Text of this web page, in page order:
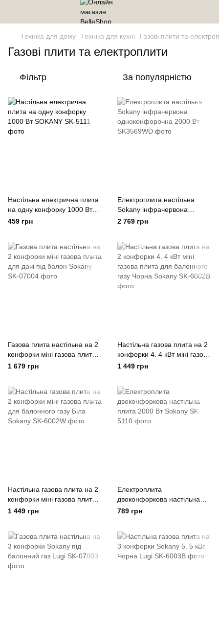
Техніка для дому Техніка для кухні Газові плити та
Газові плити та електроплити
Фільтр За популярністю
Настільна електрична плита
на одну конфорку 1000 Вт
SOKANY
459 грн
Електроплита настільна
Sokany інфрачервона
одноконфорочна 2000 Вт
2 769 грн
Газова плита настільна на 2
конфорки міні газова плита
для дачі під балон Sokany
1 679 грн
Настільна газова плита на 2
конфорки 4. 4 кВт міні газова
плита для балонного газу
1 449 грн
Настільна газова плита на 2
конфорки міні газова плита
для балонного газу Біла
1 449 грн
Електроплита
двоконфоркова настільна
плита 2000 Вт Sokany
789 грн